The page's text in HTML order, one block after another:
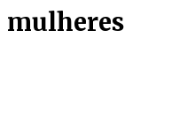
mulheres